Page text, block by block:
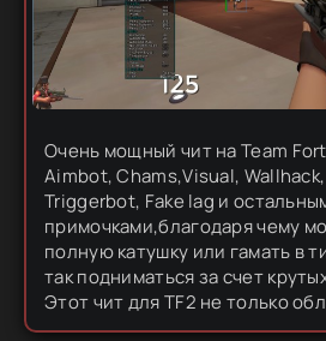
Очень мощный чит на Team
Aimbot, Chams,Visual,
Triggerbot, Fake lag и
примочками,благодаря чему
полную катушку или гамать в
так подниматься за счет
Этот чит для TF2 не только
комплектом функций,а также